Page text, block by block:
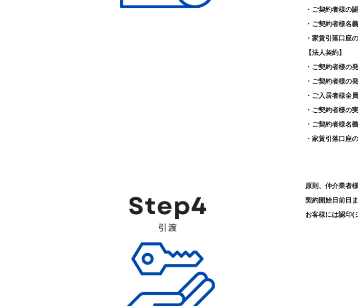
・ご契約者様の
・ご契約者様名
・家賃引落口座
【法人契約】
・ご契約者様の
・ご契約者様の
・ご入居者様全
・ご契約者様の
・ご契約者様名
・家賃引落口座
原則、仲介業者
契約開始日前日
お客様には認印(